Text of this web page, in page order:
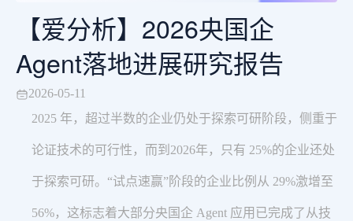
【爱分析】2026央国企
Agent落地进展研究报告
2026-05-11
2025 年，超过半数的企业仍处于探索可研阶段，侧重于
论证技术的可行性，而到2026年，只有 25%的企业还处
于探索可研。“试点速赢”阶段的企业比例从 29%激增至
56%，这标志着大部分央国企 Agent 应用已完成了从技